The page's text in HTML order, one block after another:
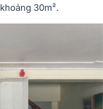
30m².